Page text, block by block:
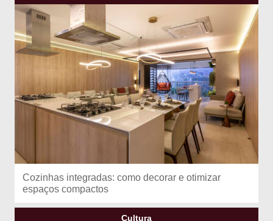
Cozinhas integradas: como decorar e otimizar
espaços compactos
Cultura